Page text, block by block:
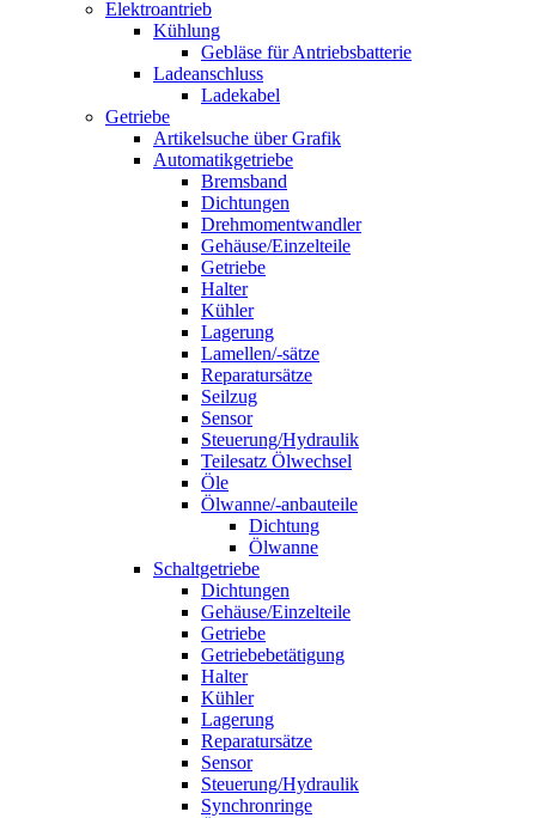
Elektroantrieb
Kühlung
Gebläse für Antriebsbatterie
Ladeanschluss
Ladekabel
Getriebe
Artikelsuche über Grafik
Automatikgetriebe
Bremsband
Dichtungen
Drehmomentwandler
Gehäuse/Einzelteile
Getriebe
Halter
Kühler
Lagerung
Lamellen/-sätze
Reparatursätze
Seilzug
Sensor
Steuerung/Hydraulik
Teilesatz Ölwechsel
Öle
Ölwanne/-anbauteile
Dichtung
Ölwanne
Schaltgetriebe
Dichtungen
Gehäuse/Einzelteile
Getriebe
Getriebebetätigung
Halter
Kühler
Lagerung
Reparatursätze
Sensor
Steuerung/Hydraulik
Synchronringe